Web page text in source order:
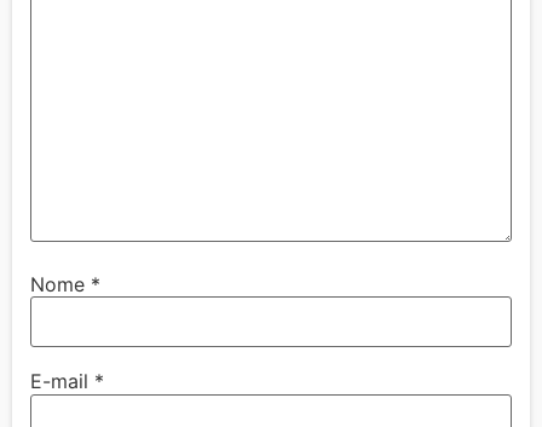
Nome *
E-mail *